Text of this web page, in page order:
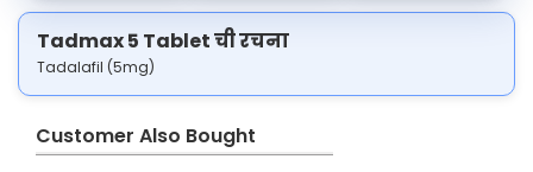
Tadmax 5 Tablet ची रचना
Tadalafil (5mg)
Customer Also Bought